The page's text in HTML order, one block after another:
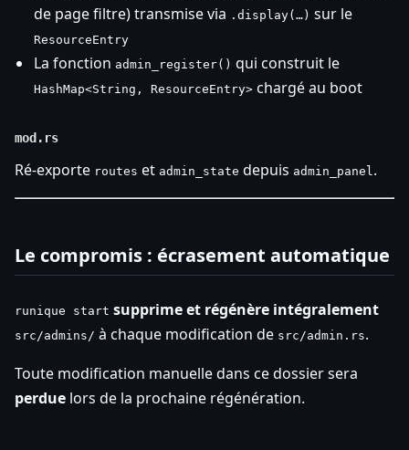
de page filtre) transmise via .display(…) sur le
ResourceEntry
La fonction admin_register() qui construit le
HashMap<String, ResourceEntry> chargé au boot
mod.rs
Ré-exporte routes et admin_state depuis admin_panel .
Le compromis : écrasement automatique
runique start supprime et régénère intégralement
src/admins/ à chaque modification de src/admin.rs.
Toute modification manuelle dans ce dossier sera
perdue lors de la prochaine régénération.